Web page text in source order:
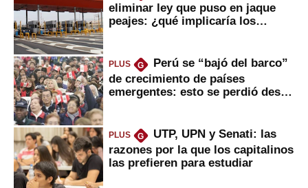
eliminar ley que puso en jaque
peajes: ¿qué implicaría los
PLUS G
Perú se “bajó del barco”
de crecimiento de países
emergentes: esto se perdió desde
PLUS G
UTP, UPN y Senati: las
razones por la que los capitalinos
las prefieren para estudiar